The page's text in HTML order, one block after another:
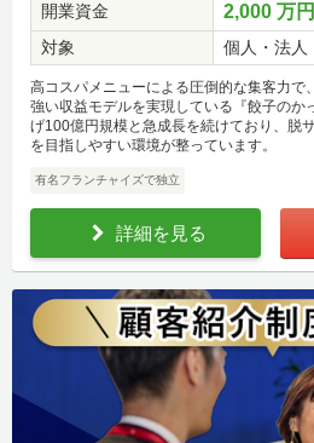
開業資金
2,000 万
対象 個人・法人
高コスパメニューによる圧倒的な集客力で
強い収益モデルを実現している『餃子のか
げ100億円規模と急成長を続けており、脱
を目指しやすい環境が整っています。
有名フランチャイズで独立
詳細を見る